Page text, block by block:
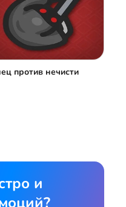
против нечисти
и